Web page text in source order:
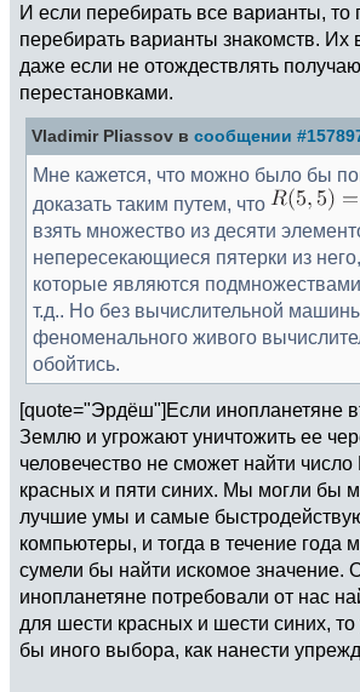
И если перебирать все варианты, то
перебирать варианты знакомств. Их
даже если не отождествлять
перестановками.
Vladimir Pliassov в сообщении
Мне кажется, что можно было бы
доказать таким путем, что
взять множество из десяти
непересекающиеся пятерки из
которые являются подмножествами
т.д.. Но без вычислительной
феноменального живого
обойтись.
[quote="Эрдёш"]Если инопланетяне
Землю и угрожают уничтожить ее
человечество не сможет найти
красных и пяти синих. Мы могли бы
лучшие умы и самые
компьютеры, и тогда в течение года
сумели бы найти искомое значение.
инопланетяне потребовали от нас
для шести красных и шести синих, то
бы иного выбора, как нанести